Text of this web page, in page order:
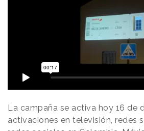
La campaña se activa hoy 16 de
activaciones en televisión, redes